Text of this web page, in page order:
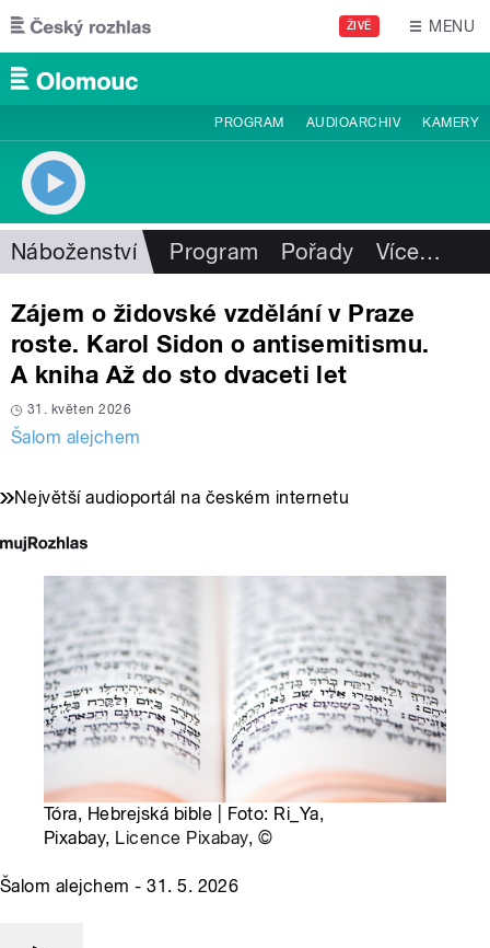
Přejít k hlavnímu obsahu
ŽIVĚ MENU
PROGRAM AUDIOARCHIV KAMERY
Náboženství Program Pořady Více…
Zájem o židovské vzdělání v Praze
roste. Karol Sidon o antisemitismu.
A kniha Až do sto dvaceti let
31. květen 2026
Šalom alejchem
Největší audioportál na českém internetu
Tóra, Hebrejská bible | Foto: Ri_Ya,
Pixabay, Licence Pixabay, ©
Šalom alejchem - 31. 5. 2026